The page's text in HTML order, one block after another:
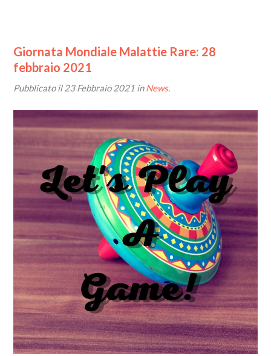
Giornata Mondiale Malattie Rare: 28
febbraio 2021
Pubblicato il23 Febbraio 2021 inNews.